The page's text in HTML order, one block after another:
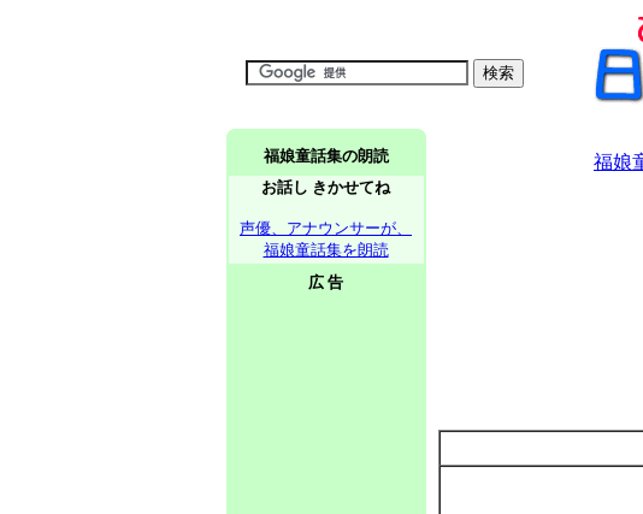
福娘童話集の朗読
お話し きかせてね
声優、アナウンサーが、
福娘童話集を朗読
広 告
福娘